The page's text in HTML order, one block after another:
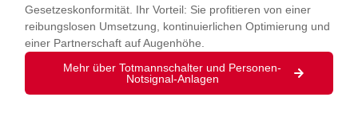
Gesetzeskonformität. Ihr Vorteil: Sie profitieren von einer
reibungslosen Umsetzung, kontinuierlichen Optimierung und
einer Partnerschaft auf Augenhöhe.
Mehr über Totmannschalter und Personen-
Notsignal-Anlagen